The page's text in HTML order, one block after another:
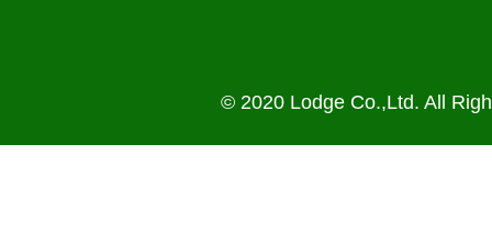
© 2020 Lodge Co.,Ltd. All